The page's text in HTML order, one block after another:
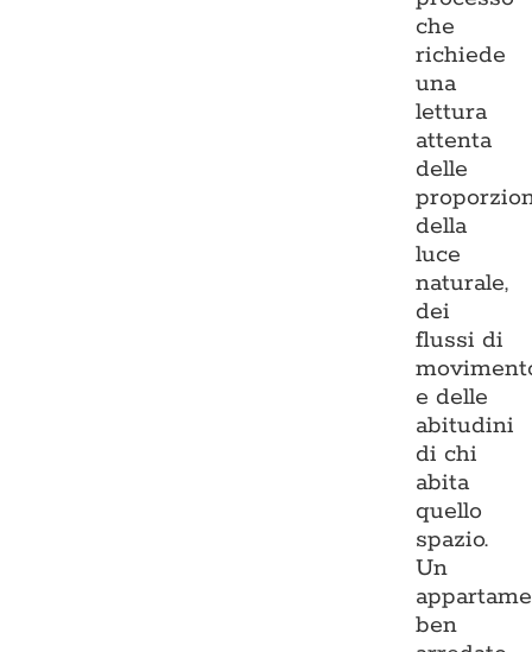
che
richiede
una
lettura
attenta
delle
della
luce
naturale,
dei
flussi di
e delle
abitudini
di chi
abita
quello
spazio.
Un
ben